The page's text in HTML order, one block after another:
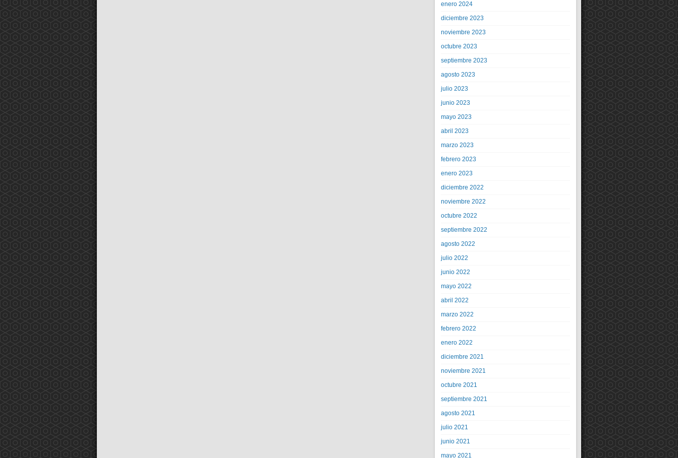
enero 2024
diciembre 2023
noviembre 2023
octubre 2023
septiembre 2023
agosto 2023
julio 2023
junio 2023
mayo 2023
abril 2023
marzo 2023
febrero 2023
enero 2023
diciembre 2022
noviembre 2022
octubre 2022
septiembre 2022
agosto 2022
julio 2022
junio 2022
mayo 2022
abril 2022
marzo 2022
febrero 2022
enero 2022
diciembre 2021
noviembre 2021
octubre 2021
septiembre 2021
agosto 2021
julio 2021
junio 2021
mayo 2021